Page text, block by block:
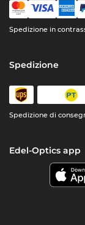
Spedizione in
Spedizione
Spedizione di
Edel-Optics app